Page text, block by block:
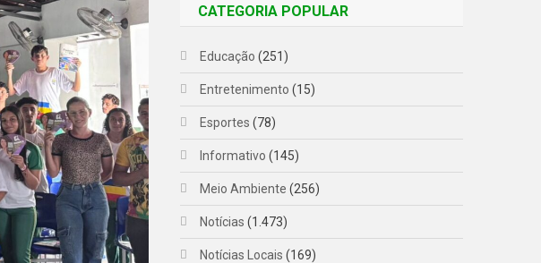
CATEGORIA POPULAR
Educação (251)
Entretenimento (15)
Esportes (78)
Informativo (145)
Meio Ambiente (256)
Notícias (1.473)
Notícias Locais (169)